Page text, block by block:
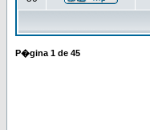
P�gina 1 de 45